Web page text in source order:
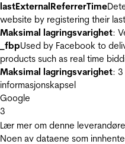
lastExternalReferrerTime
website by registering their
Maksimal lagringsvarighet:
_fbpUsed by Facebook to
products such as real time
Maksimal lagringsvarighet:
informasjonskapsel
Google
3
Lær mer om denne
Noen av dataene som